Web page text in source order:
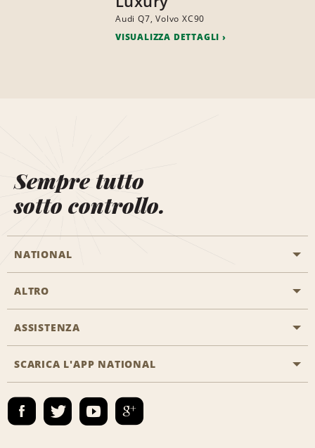
Audi Q7, Volvo XC90
VISUALIZZA DETTAGLI
Sempre tutto
sotto controllo.
NATIONAL
Inizia una prenotazione
Programmi business
Emerald Club Accedi
ALTRO
Offerte di lavoro
ASSISTENZA
Accessibilità
Contatti
SCARICA L'APP NATIONAL